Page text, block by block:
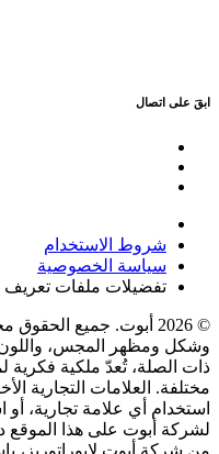
ابقَ على اتصال
شروط الاستخدام
سياسة الخصوصية
تفضيلات ملفات تعريف
© 2026 أبوت. جميع
وشكل ومظهر المجس، واللون
ذات الصلة، تُعدّ ملكية
مختلفة. العلامات التجارية
استخدام أي علامة تجارية،
لشركة أبوت على هذا